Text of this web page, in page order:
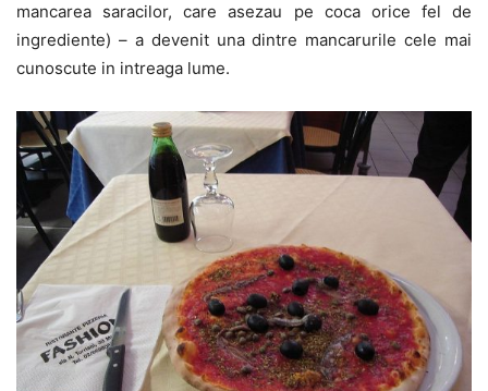
mancarea saracilor, care asezau pe coca orice fel de
ingrediente) – a devenit una dintre mancarurile cele mai
cunoscute in intreaga lume.